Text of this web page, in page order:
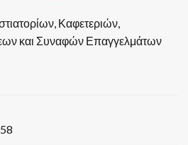
Καφετεριών,
και Συναφών Επαγγελμάτων